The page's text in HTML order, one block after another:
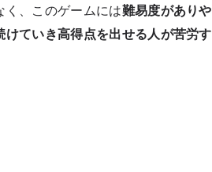
く、このゲームには難易度がありや
けていき高得点を出せる人が苦労す